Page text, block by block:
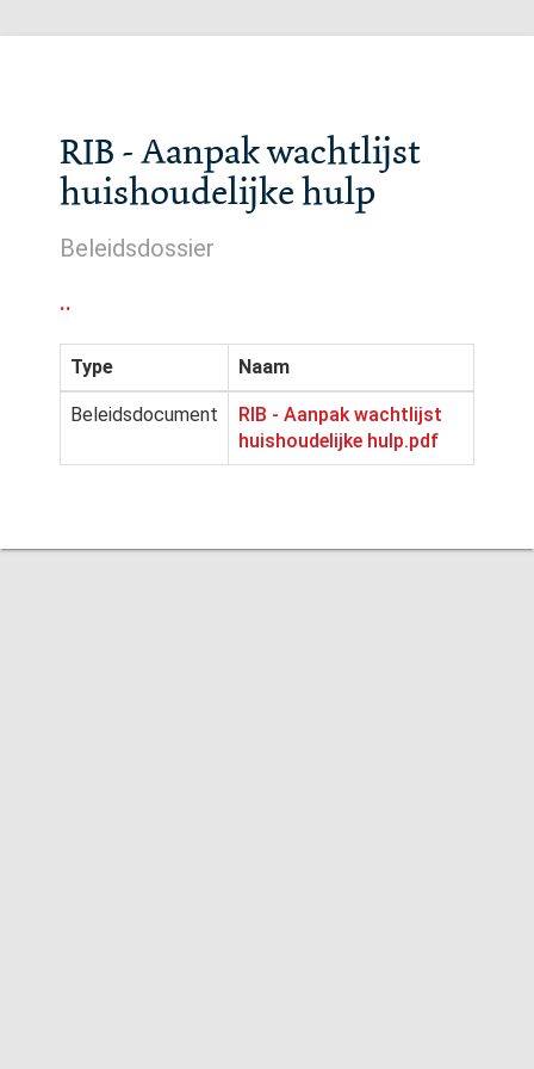
RIB - Aanpak wachtlijst
huishoudelijke hulp
Beleidsdossier
..
Type Naam
Beleidsdocument
RIB - Aanpak wachtlijst
huishoudelijke hulp.pdf